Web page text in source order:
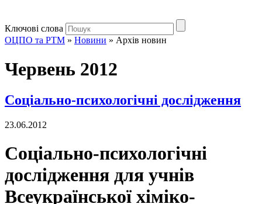
Ключові слова
ОЦПО та РТМ » Новини » Архів новин
Червень 2012
Соціально-психологічні дослідження
23.06.2012
Соціально-психологічні
дослідження для учнів
Всеукраїнської хіміко-